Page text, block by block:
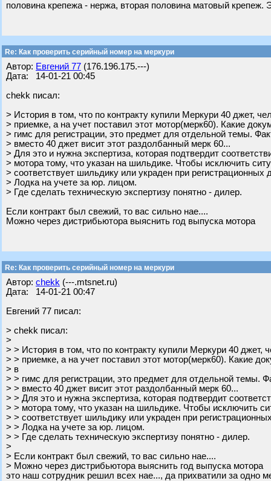
половина крепежа - нержа, вторая половина матовый
Re: Как проверить серийный номер на меркури
Автор: Евгений 77 (176.196.175.---)
Дата: 14-01-21 00:45
chekk писал:
> История в том, что по контракту купили Меркури 40 джет,
> приемке, а на учет поставил этот мотор(мерк60). Какие
> гимс для регистрации, это предмет для отдельной темы.
> вместо 40 джет висит этот раздолбанный мерк 60...
> Для это и нужна экспертиза, которая подтвердит
> мотора тому, что указан на шильдике. Чтобы исключить
> соответствует шильдику или украден при регистрационных
> Лодка на учете за юр. лицом.
> Где сделать техническую экспертизу понятно - дилер.
Если контракт был свежий, то вас сильно нае....
Можно через дистрибьютора выяснить год выпуска мотора
Re: Как проверить серийный номер на меркури
Автор: chekk (---.mtsnet.ru)
Дата: 14-01-21 00:47
Евгений 77 писал:
> chekk писал:
>
> > История в том, что по контракту купили Меркури 40 джет,
> > приемке, а на учет поставил этот мотор(мерк60). Какие
> в
> > гимс для регистрации, это предмет для отдельной темы.
> > вместо 40 джет висит этот раздолбанный мерк 60...
> > Для это и нужна экспертиза, которая подтвердит
> > мотора тому, что указан на шильдике. Чтобы исключить
> > соответствует шильдику или украден при
> > Лодка на учете за юр. лицом.
> > Где сделать техническую экспертизу понятно - дилер.
>
> Если контракт был свежий, то вас сильно нае....
> Можно через дистрибьютора выяснить год выпуска мотора
это наш сотрудник решил всех нае..., да прихватили за одно